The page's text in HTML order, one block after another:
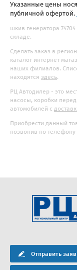
Указанные цены
публичной офертой.
шкив генератора
складе.
Сделать заказ в
каталог интернет
наших филиалов.
находятся здесь.
РЦ Автодилер - это
насосы, коробки
автомобилей с
Приобрести данный
позвонив по
Отправить